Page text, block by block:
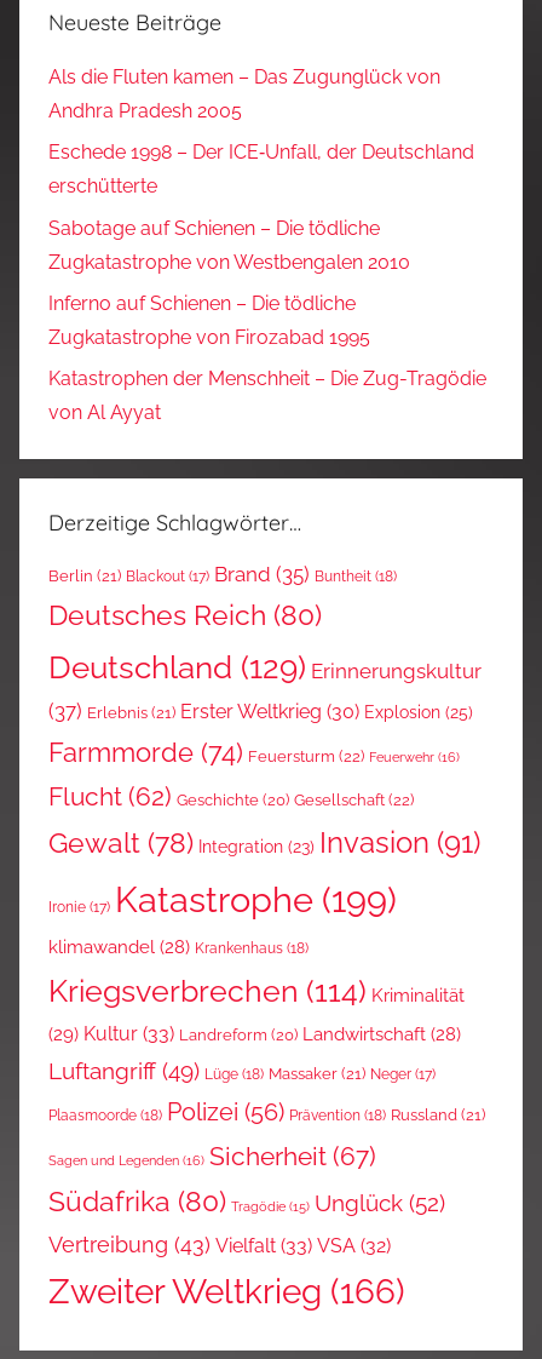
Neueste Beiträge
Als die Fluten kamen – Das Zugunglück von
Andhra Pradesh 2005
Eschede 1998 – Der ICE‑Unfall, der Deutschland
erschütterte
Sabotage auf Schienen – Die tödliche
Zugkatastrophe von Westbengalen 2010
Inferno auf Schienen – Die tödliche
Zugkatastrophe von Firozabad 1995
Katastrophen der Menschheit – Die Zug-Tragödie
von Al Ayyat
Derzeitige Schlagwörter…
Berlin (21) Blackout (17) Brand (35) Buntheit (18)
Deutsches Reich (80)
Deutschland (129) Erinnerungskultur
(37) Erlebnis (21) Erster Weltkrieg (30) Explosion (25)
Farmmorde (74) Feuersturm (22) Feuerwehr (16)
Flucht (62) Geschichte (20) Gesellschaft(22)
Gewalt (78) Integration (23) Invasion (91)
Ironie (17) Katastrophe (199)
klimawandel (28) Krankenhaus (18)
Kriegsverbrechen (114) Kriminalität
(29) Kultur (33) Landreform (20) Landwirtschaft (28)
Luftangriff (49) Lüge (18) Massaker (21) Neger (17)
Plaasmoorde (18) Polizei (56) Prävention (18) Russland (21)
Sagen und Legenden (16) Sicherheit (67)
Südafrika (80) Tragödie (15) Unglück (52)
Vertreibung (43) Vielfalt (33) VSA (32)
Zweiter Weltkrieg (166)